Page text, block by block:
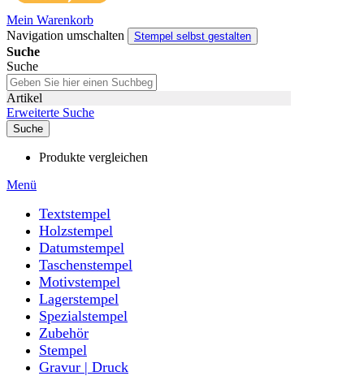
Mein Warenkorb
Navigation umschalten
Stempel selbst gestalten
Suche
Suche
Artikel
Erweiterte Suche
Suche
Produkte vergleichen
Menü
Textstempel
Holzstempel
Datumstempel
Taschenstempel
Motivstempel
Lagerstempel
Spezialstempel
Zubehör
Stempel
Gravur | Druck